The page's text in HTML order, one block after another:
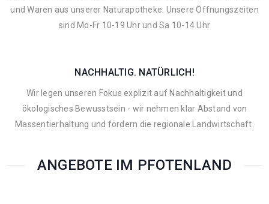
und Waren aus unserer Naturapotheke. Unsere Öffnungszeiten
sind Mo-Fr 10-19 Uhr und Sa 10-14 Uhr
NACHHALTIG. NATÜRLICH!
Wir legen unseren Fokus explizit auf Nachhaltigkeit und
ökologisches Bewusstsein - wir nehmen klar Abstand von
Massentierhaltung und fördern die regionale Landwirtschaft.
ANGEBOTE IM PFOTENLAND